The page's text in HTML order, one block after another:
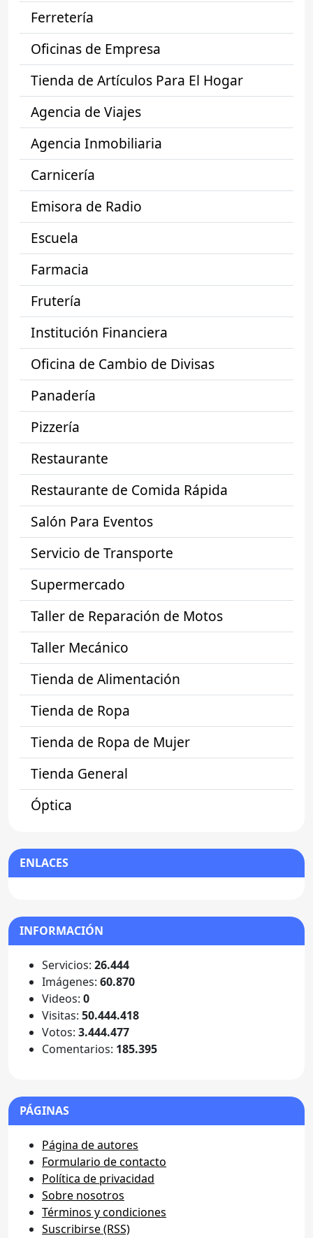
Ferretería
Oficinas de Empresa
Tienda de Artículos Para El Hogar
Agencia de Viajes
Agencia Inmobiliaria
Carnicería
Emisora de Radio
Escuela
Farmacia
Frutería
Institución Financiera
Oficina de Cambio de Divisas
Panadería
Pizzería
Restaurante
Restaurante de Comida Rápida
Salón Para Eventos
Servicio de Transporte
Supermercado
Taller de Reparación de Motos
Taller Mecánico
Tienda de Alimentación
Tienda de Ropa
Tienda de Ropa de Mujer
Tienda General
Óptica
ENLACES
INFORMACIÓN
Servicios: 26.444
Imágenes: 60.870
Videos: 0
Visitas: 50.444.418
Votos: 3.444.477
Comentarios: 185.395
PÁGINAS
Página de autores
Formulario de contacto
Política de privacidad
Sobre nosotros
Términos y condiciones
Suscribirse (RSS)